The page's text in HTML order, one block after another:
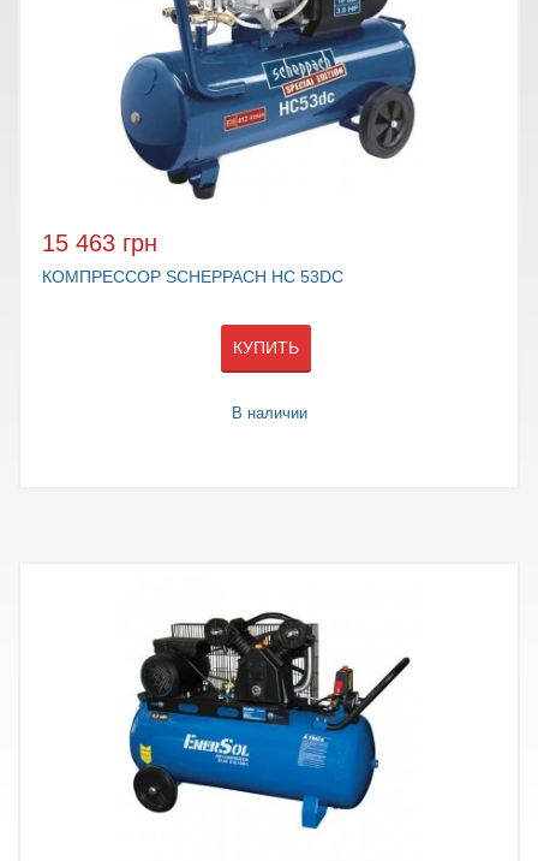
15 463 грн
КОМПРЕССОР SCHEPPACH HC 53DC
КУПИТЬ
В наличии